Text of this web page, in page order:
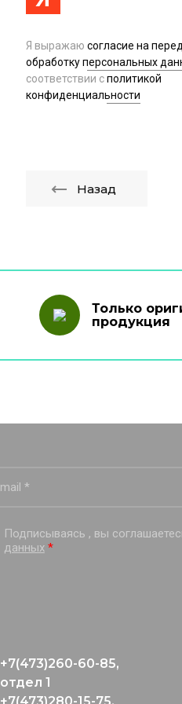
Я выражаю согласие на
обработку персональных
соответствии сполитикой
конфиденциальности
Назад
Только
продукция
Подписываясь , вы
данных *
+7(473)260-60-85,
отдел 1